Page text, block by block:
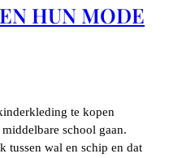
HUN MODE
te kopen
school gaan.
tussen wal en schip en dat